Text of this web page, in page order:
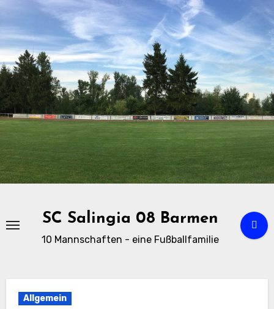
Zu
Inhalten
springen
SC Salingia 08 Barmen
10 Mannschaften - eine Fußballfamilie
Allgemein